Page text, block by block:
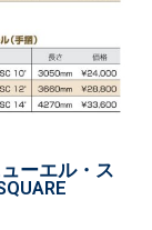
ーエル・ス